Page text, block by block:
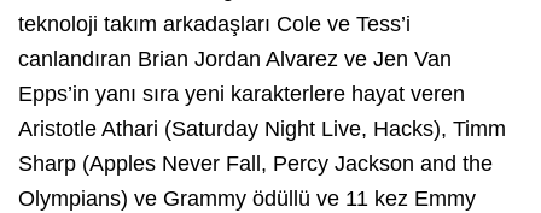
teknoloji takım arkadaşları Cole ve Tess’i
canlandıran Brian Jordan Alvarez ve Jen Van
Epps’in yanı sıra yeni karakterlere hayat veren
Aristotle Athari (Saturday Night Live, Hacks), Timm
Sharp (Apples Never Fall, Percy Jackson and the
Olympians) ve Grammy ödüllü ve 11 kez Emmy